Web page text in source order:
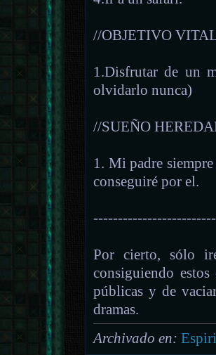
//OBJETIVO
1.Disfrutar de un
olvidarlo nunca)
//SUEÑO
1. Mi padre
conseguiré por el.
Por cierto, sólo
consiguiendo
públicas y de
dramas.
Archivado en: